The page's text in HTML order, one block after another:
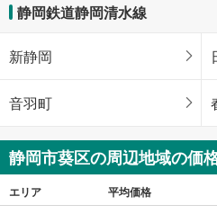
静岡鉄道静岡清水線
新静岡
音羽町
静岡市葵区の周辺地域の価
エリア 平均価格